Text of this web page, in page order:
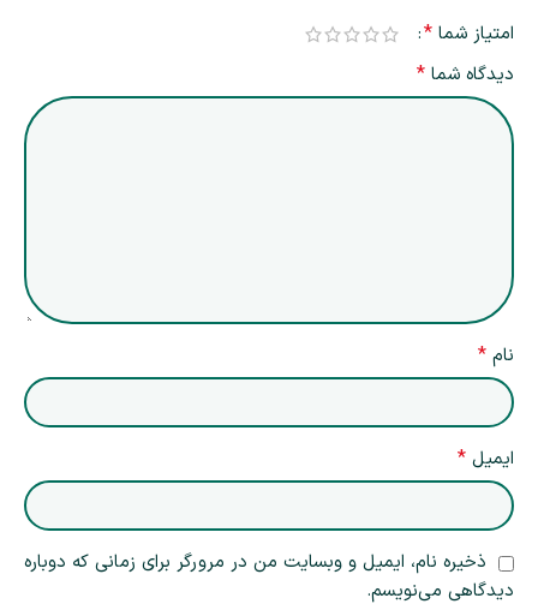
امتیاز شما *
دیدگاه شما *
نام *
ایمیل *
ذخیره نام، ایمیل و وبسایت من در مرورگر برای زمانی که دوباره
دیدگاهی می‌نویسم.